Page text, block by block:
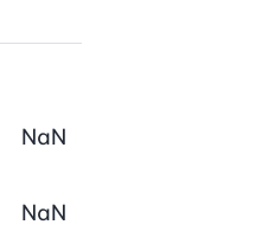
NaN
NaN